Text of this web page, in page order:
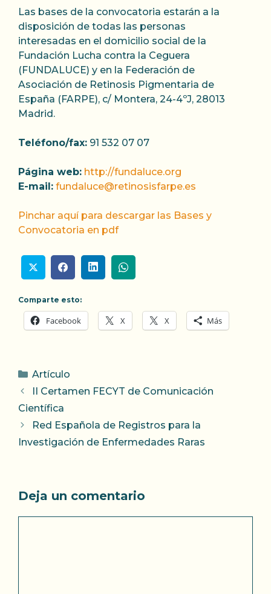
Las bases de la convocatoria estarán a la
disposición de todas las personas
interesadas en el domicilio social de la
Fundación Lucha contra la Ceguera
(FUNDALUCE) y en la Federación de
Asociación de Retinosis Pigmentaria de
España (FARPE), c/ Montera, 24-4ºJ, 28013
Madrid.
Teléfono/fax: 91 532 07 07
Página web: http://fundaluce.org
E-mail: fundaluce@retinosisfarpe.es
Pinchar aquí para descargar las Bases y
Convocatoria en pdf
Comparte esto:
Facebook X X Más
Categorías
Artículo
II Certamen FECYT de Comunicación
Científica
Red Española de Registros para la
Investigación de Enfermedades Raras
Deja un comentario